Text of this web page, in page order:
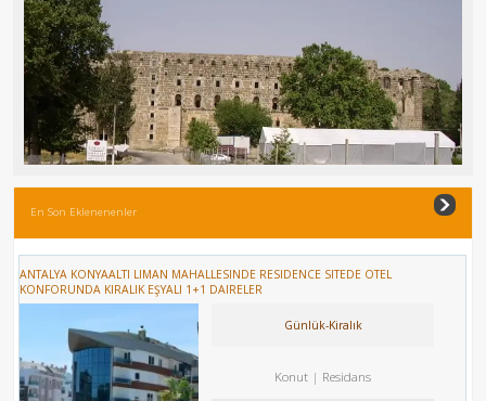
En Son Eklenenenler
ANTALYA KONYAALTI LIMAN MAHALLESINDE RESIDENCE SITEDE OTEL
KONFORUNDA KIRALIK EŞYALI 1+1 DAIRELER
Günlük-Kiralık
Konut Residans